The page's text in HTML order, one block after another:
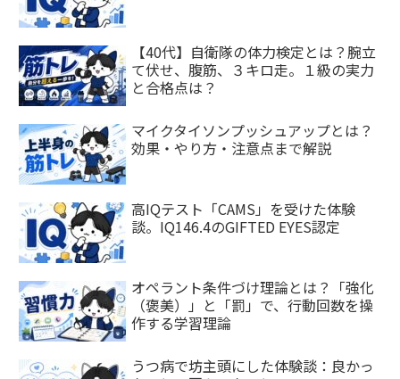
【40代】自衛隊の体力検定とは？腕立
て伏せ、腹筋、３キロ走。１級の実力
と合格点は？
マイクタイソンプッシュアップとは？
効果・やり方・注意点まで解説
高IQテスト「CAMS」を受けた体験
談。IQ146.4のGIFTED EYES認定
オペラント条件づけ理論とは？「強化
（褒美）」と「罰」で、行動回数を操
作する学習理論
うつ病で坊主頭にした体験談：良かっ